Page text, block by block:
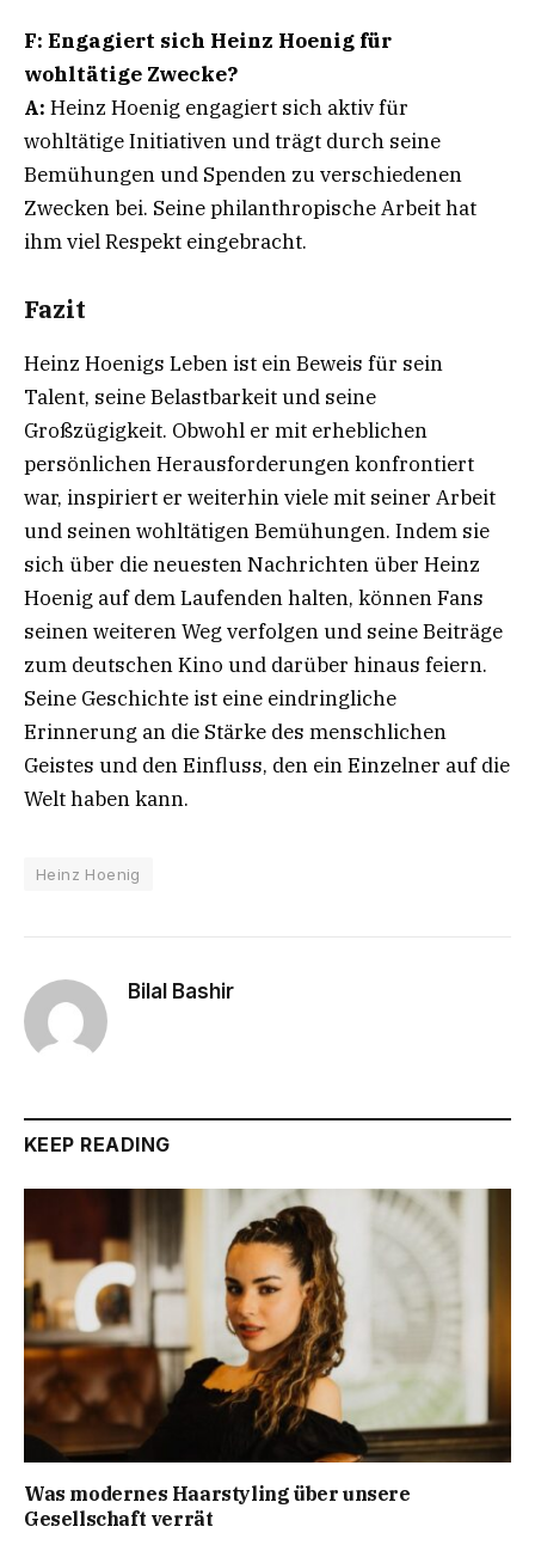
F: Engagiert sich Heinz Hoenig für
wohltätige Zwecke?
A: Heinz Hoenig engagiert sich aktiv für
wohltätige Initiativen und trägt durch seine
Bemühungen und Spenden zu verschiedenen
Zwecken bei. Seine philanthropische Arbeit hat
ihm viel Respekt eingebracht.
Fazit
Heinz Hoenigs Leben ist ein Beweis für sein
Talent, seine Belastbarkeit und seine
Großzügigkeit. Obwohl er mit erheblichen
persönlichen Herausforderungen konfrontiert
war, inspiriert er weiterhin viele mit seiner Arbeit
und seinen wohltätigen Bemühungen. Indem sie
sich über die neuesten Nachrichten über Heinz
Hoenig auf dem Laufenden halten, können Fans
seinen weiteren Weg verfolgen und seine Beiträge
zum deutschen Kino und darüber hinaus feiern.
Seine Geschichte ist eine eindringliche
Erinnerung an die Stärke des menschlichen
Geistes und den Einfluss, den ein Einzelner auf die
Welt haben kann.
Heinz Hoenig
Bilal Bashir
KEEP READING
Was modernes Haarstyling über unsere
Gesellschaft verrät